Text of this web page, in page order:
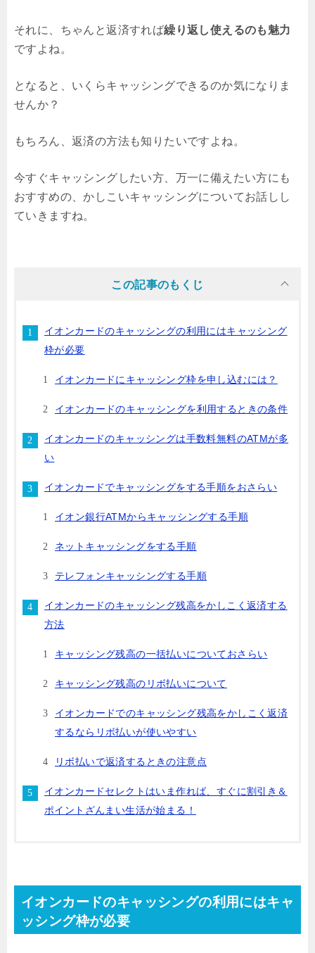
それに、ちゃんと返済すれば繰り返し使えるのも魅力
ですよね。
となると、いくらキャッシングできるのか気になりま
せんか？
もちろん、返済の方法も知りたいですよね。
今すぐキャッシングしたい方、万一に備えたい方にも
おすすめの、かしこいキャッシングについてお話しし
ていきますね。
この記事のもくじ
イオンカードのキャッシングの利用にはキャッシング
枠が必要
イオンカードにキャッシング枠を申し込むには？
イオンカードのキャッシングを利用するときの条件
イオンカードのキャッシングは手数料無料のATMが多
い
イオンカードでキャッシングをする手順をおさらい
イオン銀行ATMからキャッシングする手順
ネットキャッシングをする手順
テレフォンキャッシングする手順
イオンカードのキャッシング残高をかしこく返済する
方法
キャッシング残高の一括払いについておさらい
キャッシング残高のリボ払いについて
イオンカードでのキャッシング残高をかしこく返済
するならリボ払いが使いやすい
リボ払いで返済するときの注意点
イオンカードセレクトはいま作れば、すぐに割引き＆
ポイントざんまい生活が始まる！
イオンカードのキャッシングの利用にはキャ
ッシング枠が必要